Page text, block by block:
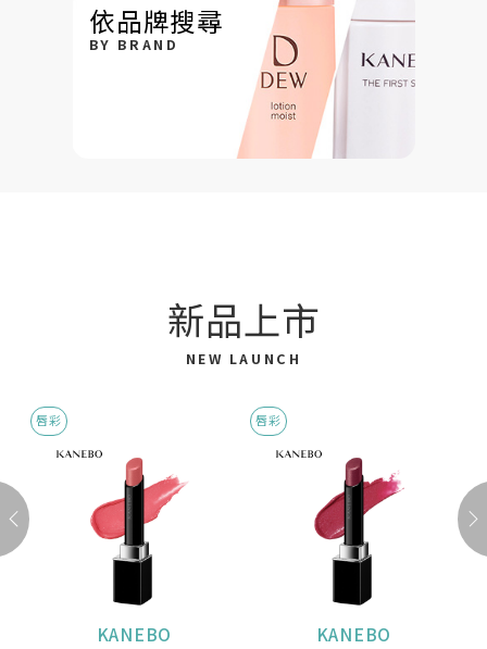
依品牌搜尋
BY BRAND
新品上市
NEW LAUNCH
唇彩
KANEBO
唇彩
KANEBO